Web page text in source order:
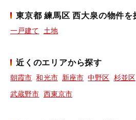
東京都 練馬区 西大泉の物件を
一戸建て 土地
近くのエリアから探す
朝霞市 和光市 新座市 中野区 杉並区
武蔵野市 西東京市